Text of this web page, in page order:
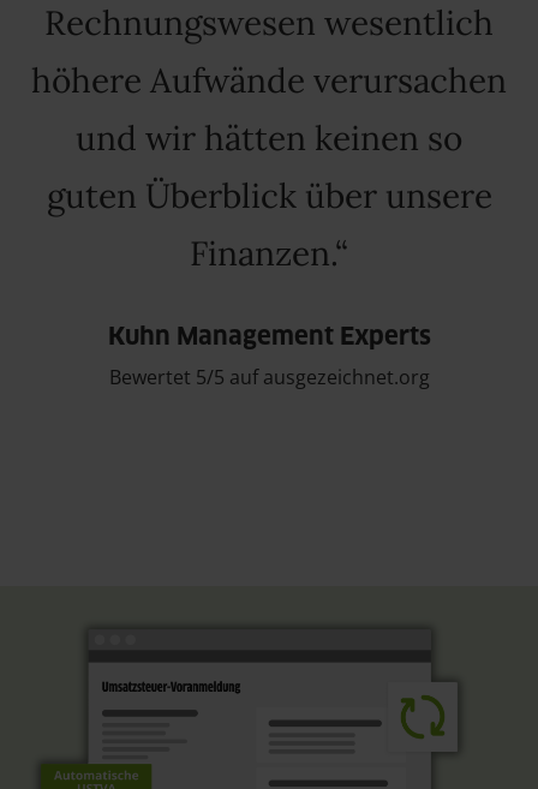
Rechnungswesen wesentlich
höhere Aufwände verursachen
und wir hätten keinen so
guten Überblick über unsere
Finanzen.
Kuhn Management Experts
Bewertet 5/5 auf ausgezeichnet.org